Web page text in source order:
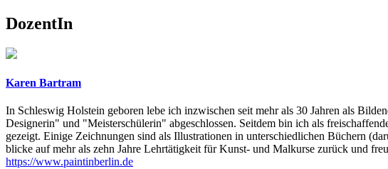
DozentIn
Karen Bartram
In Schleswig Holstein geboren lebe ich inzwischen seit mehr als 30 Jahren als
Designerin" und "Meisterschülerin" abgeschlossen. Seitdem bin ich als
gezeigt. Einige Zeichnungen sind als Illustrationen in unterschiedlichen Büchern
blicke auf mehr als zehn Jahre Lehrtätigkeit für Kunst- und Malkurse zurück und
https://www.paintinberlin.de